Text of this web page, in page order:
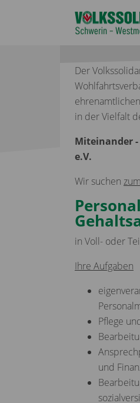
Der
in der Vielfalt
Miteinander
e.V.
Wir suchen
in Voll- oder
Ihre Aufgaben
Pflege
und